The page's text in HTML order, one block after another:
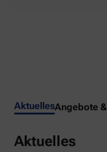
AktuellesAngebote
Aktuelles